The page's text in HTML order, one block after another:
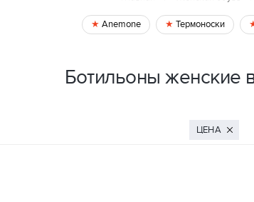
Anemone Термоноски
Ботильоны женские
ЦЕНА